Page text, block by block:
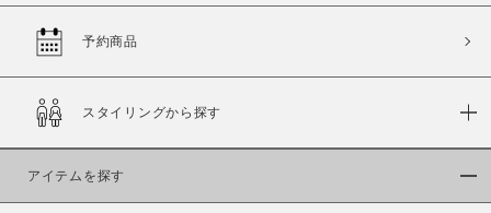
商品タイプ
予約商品
スタイリングから探す
アイテムを探す